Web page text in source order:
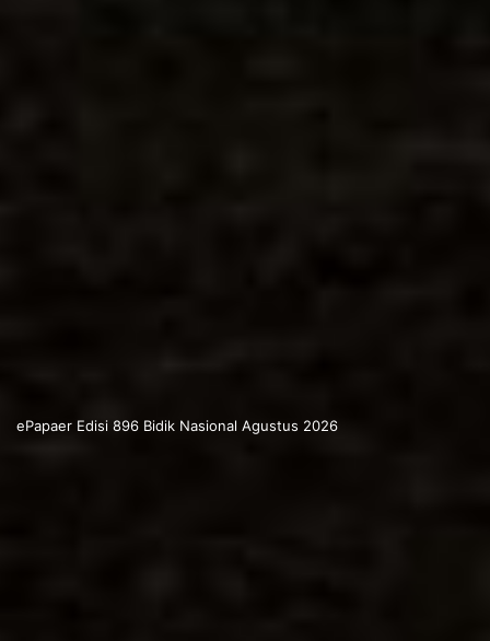
ePapaer Edisi 896 Bidik Nasional Agustus 2026